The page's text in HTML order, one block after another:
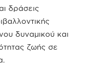
δράσεις
δυναμικού και
ζωής σε